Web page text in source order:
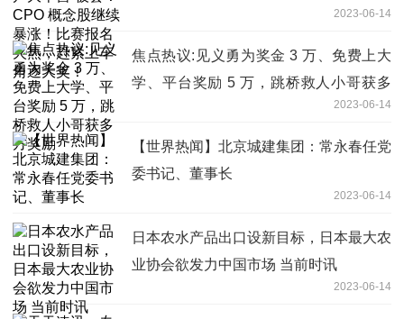
2023-06-14
焦点热议:见义勇为奖金 3 万、免费上大
学、平台奖励 5 万，跳桥救人小哥获多
2023-06-14
【世界热闻】北京城建集团：常永春任党
委书记、董事长
2023-06-14
日本农水产品出口设新目标，日本最大农
业协会欲发力中国市场 当前时讯
2023-06-14